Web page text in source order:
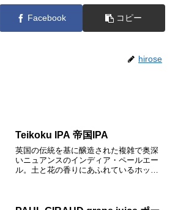
Facebook コピー
hirose
Teikoku IPA 帝国IPA
英国の伝統を基に醸造された複雑で奥深
いニュアンスのインディア・ペールエー
ル。土と花の香りにあふれているホップ